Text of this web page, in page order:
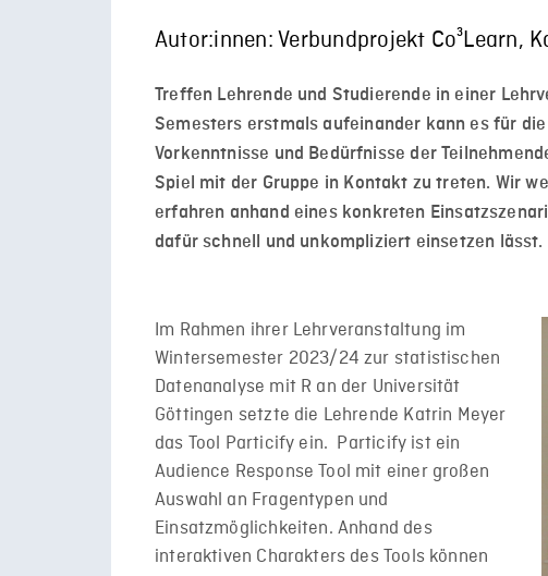
Autor:innen: Verbundprojekt Co³Learn,
Treffen Lehrende und Studierende in einer
Semesters erstmals aufeinander kann esfür die
Vorkenntnisse und Bedürfnisse der
Spiel mit der Gruppe in Kontakt zu treten. Wir
erfahren an hand eineskonkreten
dafür schnell und unkompliziert einsetzen lässt.
Im Rahmen ihrer Lehrveranstaltung im
Wintersemester 2023/24 zur statistischen
Datenanalyse mit R an der Universität
Göttingen setzte die Lehrende Katrin Meyer
das Tool Particify ein. Particify ist ein
Audience Response Tool mit einer großen
Auswahl an Fragentypen und
Einsatzmöglichkeiten. Anhand des
interaktiven Charakters des Tools können